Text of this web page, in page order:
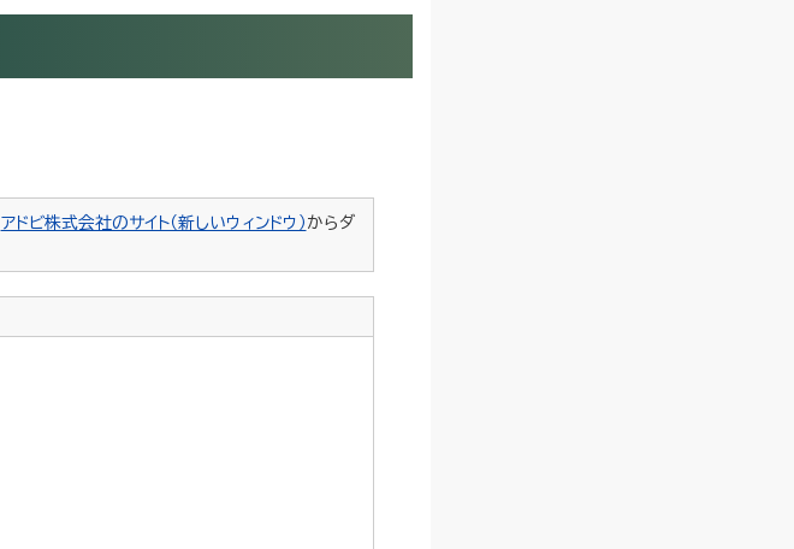
アドビ株式会社のサイト（新しいウィンドウ） からダ